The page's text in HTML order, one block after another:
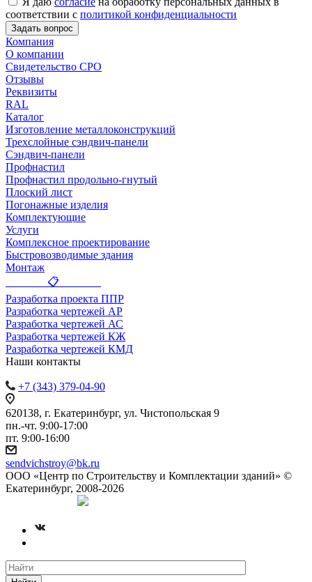
соответствии с политикой конфиденциальности
Задать вопрос
Компания
О компании
Свидетельство СРО
Отзывы
Реквизиты
RAL
Каталог
Изготовление металлоконструкций
Трехслойные сэндвич-панели
Сэндвич-панели
Профнастил
Профнастил продольно-гнутый
Плоский лист
Погонажные изделия
Комплектующие
Услуги
Комплексное проектирование
Быстровозводимые здания
Монтаж
_______ 📋 _______
Разработка проекта ППР
Разработка чертежей АР
Разработка чертежей АС
Разработка чертежей КЖ
Разработка чертежей КМД
Наши контакты
+7 (343) 379-04-90
620138, г. Екатеринбург, ул. Чистопольская 9
пн.-чт. 9:00-17:00
пт. 9:00-16:00
sendvichstroy@bk.ru
ООО «Центр по Строительству и Комплектации зданий» ©
Екатеринбург, 2008-2026